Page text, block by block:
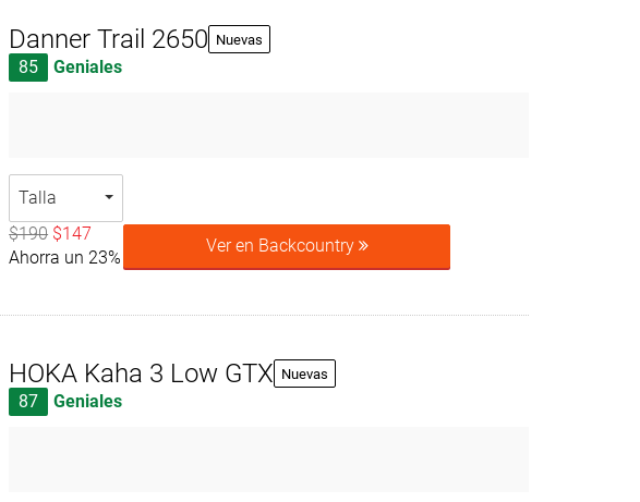
Danner Trail 2650 Nuevas
85 Geniales
Talla
$190 $147
Ahorra un 23%
Ver en Backcountry
HOKA Kaha 3 Low GTX Nuevas
87 Geniales